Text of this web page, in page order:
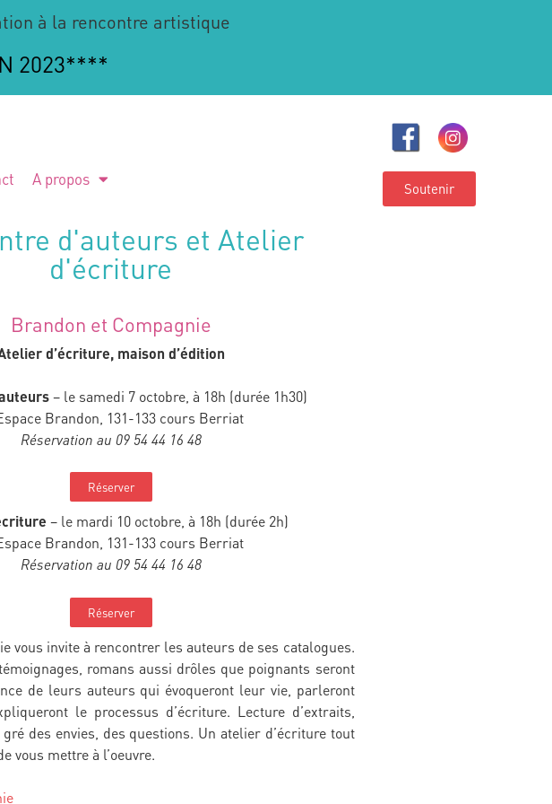
à la rencontre artistique
2023****
A propos Soutenir
d'auteurs et Atelier
d'écriture
Brandon et Compagnie
d’écriture, maison d’édition
– le samedi 7 octobre, à 18h (durée 1h30)
Brandon, 131-133 cours Berriat
Réservation au 09 54 44 16 48
Réserver
– le mardi 10 octobre, à 18h (durée 2h)
Brandon, 131-133 cours Berriat
Réservation au 09 54 44 16 48
Réserver
vous invite à rencontrer les auteurs de ses catalogues.
romans aussi drôles que poignants seront
de leurs auteurs qui évoqueront leur vie, parleront
le processus d’écriture. Lecture d’extraits,
des envies, des questions. Un atelier d’écriture tout
vous mettre à l’oeuvre.